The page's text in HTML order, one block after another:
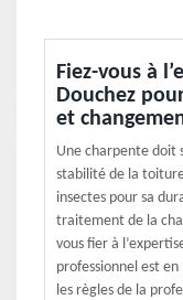
Fiez-vous à
Douchez
et
Une charpente doit
stabilité de la
insectes pour sa
traitement de la
vous fier à
professionnel est
les règles de la